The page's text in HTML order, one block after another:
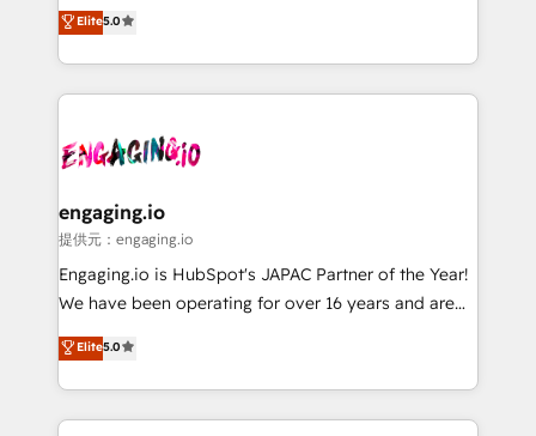
prospecting, follow-ups, service triage, and
knowledge retrieval—built in HubSpot. ⚡ Fast-Track
advanced optimization & adoption 📍 São Paulo, BR
• Des Moines, IA • New York, NY
previsibilidade de receita. Combinamos Revenue
Operations (RevOps) e Inteligência Artificial para
estruturar processos integrar sistemas organizar
dados e automatizar operações. O objetivo é
operacional de receita conectando equipes
Também somos distribuidores oficiais da HubSpot
e de mais de 150 softwares globais permitindo
contratar e pagar a HubSpot em reais com nota
fiscal no Brasil e gerar economia de até 50% na
Oferecemos ainda agentes de IA especializados em
HubSpot que automatizam tarefas executam rotinas
Elite5.0
engaging.io
提供元：engaging.io
Engaging.io is HubSpot's JAPAC Partner of the Year!
We have been operating for over 16 years and are
one of HubSpot's most experienced and technically
capable Agency Partners globally. We specialise in
complex CRM migrations, implementations,
integrations, custom CMS portal development,
Elite5.0